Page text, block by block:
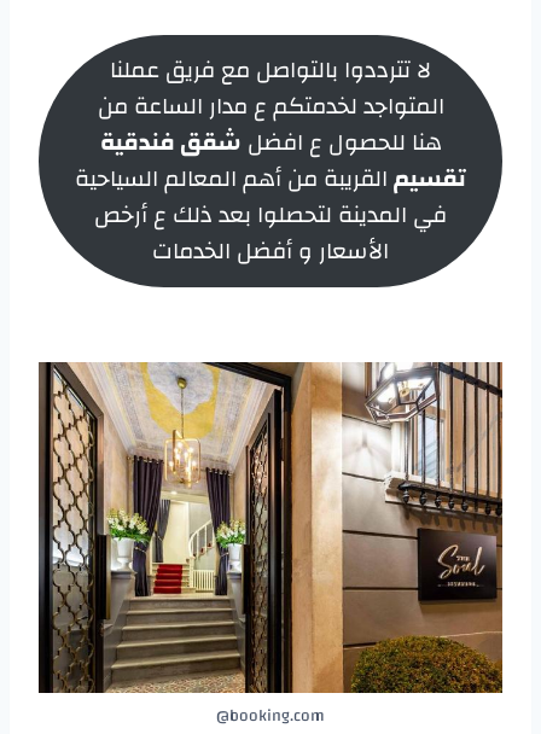
لا تترددوا بالتواصل مع فريق عملنا
المتواجد لخدمتكم ع مدار الساعة من
هنا للحصول ع افضل شقق فندقية
تقسيمالقريبة من أهم المعالم السياحية
في المدينة لتحصلوا بعد ذلك ع أرخص
الأسعار و أفضل الخدمات
booking.com@